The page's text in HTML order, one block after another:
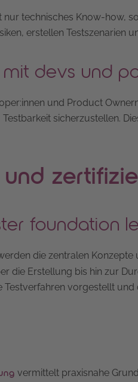
nur technisches Know-how,
erstellen Testszenarien
devs und
und Product
sicherzustellen.
foundation
die zentralen
die Erstellung bis hin zur
Testverfahren vorgestellt
vermittelt praxisnahe